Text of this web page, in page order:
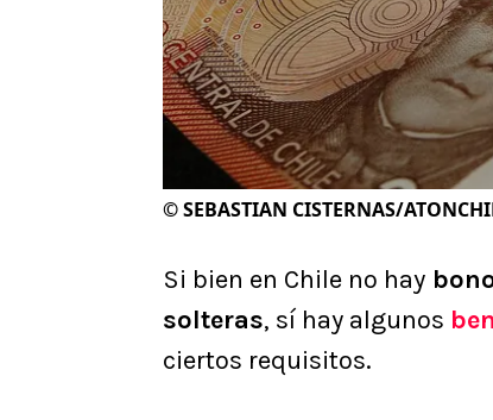
Apuestas
©SEBASTIAN CISTERNAS/
Si bien en Chile no hay
solteras, sí hay algunos
ciertos requisitos.